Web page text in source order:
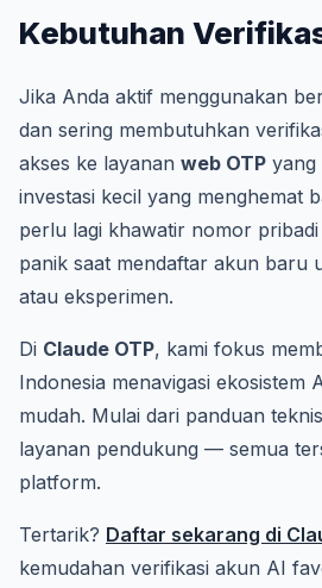
Kebutuhan
Jika Anda aktif menggunakan
dan sering membutuhkan
akses ke layanan web OTP yang
investasi kecil yang menghemat
perlu lagi khawatir nomor
panik saat mendaftar akun baru
atau eksperimen.
Di Claude OTP, kami fokus
Indonesia menavigasi ekosistem
mudah. Mulai dari panduan
layanan pendukung — semua
platform.
Tertarik? Daftar sekarang di
kemudahan verifikasi akun AI